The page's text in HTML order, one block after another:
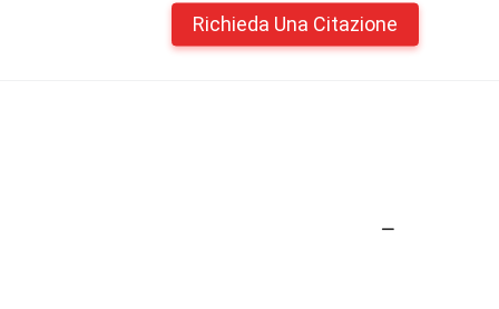
Richieda Una Citazione